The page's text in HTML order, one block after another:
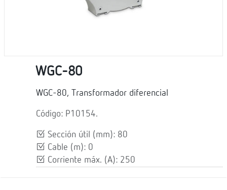
WGC-80
WGC-80, Transformador diferencial
Código: P10154.
Sección útil (mm): 80
Cable (m): 0
Corriente máx. (A): 250